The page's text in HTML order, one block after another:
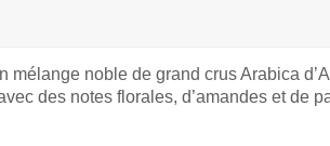
mélange noble de grand crus Arabica
des notes florales, d’amandes et de